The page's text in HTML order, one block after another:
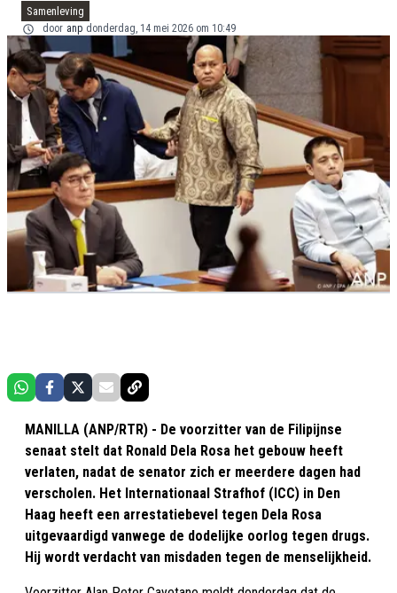
Samenleving
door anp donderdag, 14 mei 2026 om 10:49
MANILLA (ANP/RTR) - De voorzitter van de Filipijnse
senaat stelt dat Ronald Dela Rosa het gebouw heeft
verlaten, nadat de senator zich er meerdere dagen had
verscholen. Het Internationaal Strafhof (ICC) in Den
Haag heeft een arrestatiebevel tegen Dela Rosa
uitgevaardigd vanwege de dodelijke oorlog tegen drugs.
Hij wordt verdacht van misdaden tegen de menselijkheid.